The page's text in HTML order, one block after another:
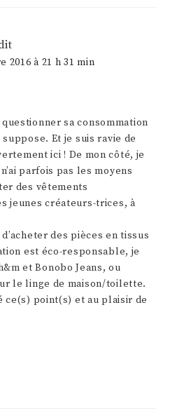
2016 à 21 h 31 min
sa consommation
Et je suis ravie de
ici ! De mon côté, je
parfois pas les moyens
des vêtements
jeunes créateurs-trices, à
d’acheter des pièces en tissus
est éco-responsable, je
et Bonobo Jeans, ou
le linge de maison/toilette.
ce(s) point(s) et au plaisir de